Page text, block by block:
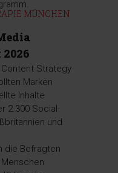
MÜNCHEN
Strategy
Marken
Inhalte
2.300 Social-
und
die Befragten